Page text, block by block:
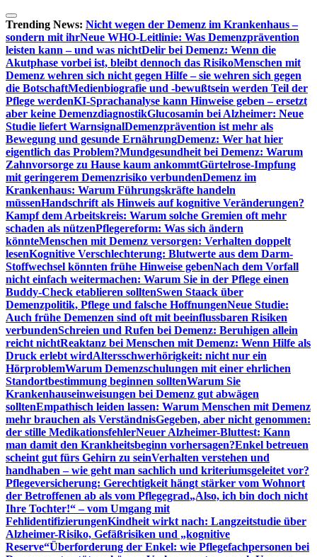
Zum
Inhalt
springen
Trending News: Nicht wegen der Demenz im Krankenhaus –
sondern mit ihrNeue WHO-Leitlinie: Was Demenzprävention
leisten kann – und was nichtDelir bei Demenz: Wenn die
Akutphase vorbei ist, bleibt dennoch das RisikoMenschen mit
Demenz wehren sich nicht gegen Hilfe – sie wehren sich gegen
die BotschaftMedienbiografie und -bewußtsein werden Teil der
Pflege werdenKI-Sprachanalyse kann Hinweise geben – ersetzt
aber keine DemenzdiagnostikGlucosamin bei Alzheimer: Neue
Studie liefert WarnsignalDemenzprävention ist mehr als
Bewegung und gesunde ErnährungDemenz: Wer hat hier
eigentlich das Problem?Mundgesundheit bei Demenz: Warum
Zahnvorsorge zu Hause kaum ankommtGürtelrose-Impfung
mit geringerem Demenzrisiko verbundenDemenz im
Krankenhaus: Warum Führungskräfte handeln
müssenHandschrift als Hinweis auf kognitive Veränderungen?
Kampf dem Arbeitskreis: Warum solche Gremien oft mehr
schaden als nützenPflegereform: Was sich ändern
könnteMenschen mit Demenz versorgen: Verhalten doppelt
lesenKognitive Verschlechterung: Blutwerte aus dem Darm-
Stoffwechsel könnten frühe Hinweise gebenNach dem Vorfall
nicht einfach weitermachen: Warum Sie in der Pflege einen
Buddy-Check etablieren solltenSwen Staack über
Demenzpolitik, Pflege und falsche HoffnungenNeue Studie:
Auch frühe Demenzen sind oft mit beeinflussbaren Risiken
verbundenSchreien und Rufen bei Demenz: Beruhigen allein
reicht nichtReaktanz bei Menschen mit Demenz: Wenn Hilfe als
Druck erlebt wirdAltersschwerhörigkeit: nicht nur ein
HörproblemWarum Demenzschulungen mit einer ehrlichen
Standortbestimmung beginnen solltenWarum Sie
Krankenhauseinweisungen bei Demenz gut abwägen
solltenEmpathisch leiden lassen: Warum Menschen mit Demenz
mehr brauchen als VerständnisGegeben, aber nicht genommen:
der stille MedikationsfehlerNeuer Alzheimer-Bluttest: Kann
man damit den Krankheitsbeginn vorhersagen?Enkel betreuen
scheint gut fürs Gehirn zu seinVerhalten verstehen und
handhaben – wie geht man sachlich und kriteriumsgeleitet vor?
Pflegeversicherung: Gerechtigkeit hängt stärker vom Wohnort
der Betroffenen ab als vom Pflegegrad„Also, ich bin doch nicht
Ihre Tochter!“ – vom Umgang mit
FehlidentifizierungenKindheit wirkt nach: Langzeitstudie über
Alzheimer-Risiko, Gefäßrisiken und „kognitive
Reserve“Überforderung der Enkel: wie Pflegefachpersonen bei